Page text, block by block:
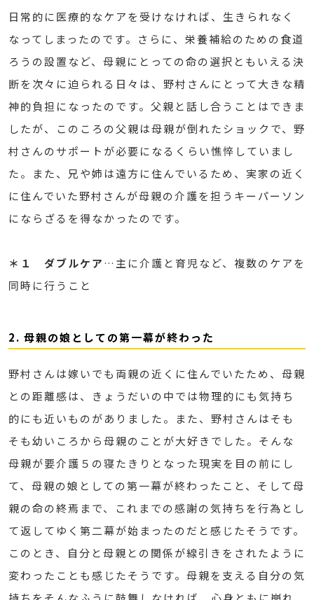
日常的に医療的なケアを受けなければ、生きられなく
なってしまったのです。さらに、栄養補給のための食道
ろうの設置など、母親にとっての命の選択ともいえる決
断を次々に迫られる日々は、野村さんにとって大きな精
神的負担になったのです。父親と話し合うことはできま
したが、このころの父親は母親が倒れたショックで、野
村さんのサポートが必要になるくらい憔悴していまし
た。また、兄や姉は遠方に住んでいるため、実家の近く
に住んでいた野村さんが母親の介護を担うキーパーソン
にならざるを得なかったのです。
＊１ ダブルケア…主に介護と育児など、複数のケアを
同時に行うこと
2. 母親の娘としての第一幕が終わった
野村さんは嫁いでも両親の近くに住んでいたため、母親
との距離感は、きょうだいの中では物理的にも気持ち
的にも近いものがありました。また、野村さんはそも
そも幼いころから母親のことが大好きでした。そんな
母親が要介護５の寝たきりとなった現実を目の前にし
て、母親の娘としての第一幕が終わったこと、そして母
親の命の終焉まで、これまでの感謝の気持ちを行為とし
て返してゆく第二幕が始まったのだと感じたそうです。
このとき、自分と母親との関係が線引きをされたように
変わったことも感じたそうです。母親を支える自分の気